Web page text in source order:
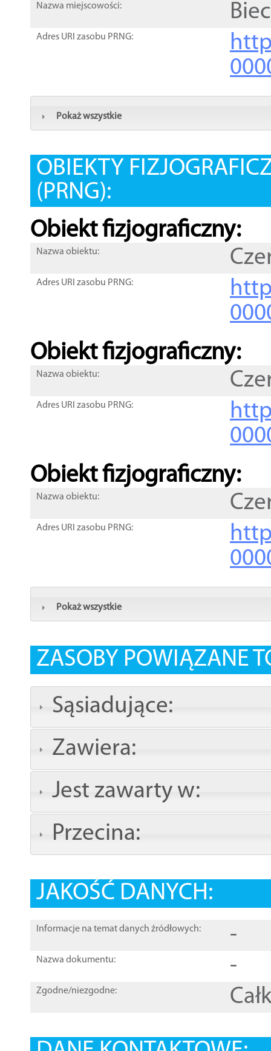
Nazwa miejscowości:
Adres URI zasobu PRNG:
Pokaż wszystkie
OBIEKTY
(PRNG):
Obiekt fizjograficzny:
Nazwa obiektu:
Adres URI zasobu PRNG:
Obiekt fizjograficzny:
Nazwa obiektu:
Adres URI zasobu PRNG:
Obiekt fizjograficzny:
Nazwa obiektu:
Adres URI zasobu PRNG:
Pokaż wszystkie
ZASOBY POWIĄZANE
Sąsiadujące:
Zawiera:
Jest zawarty w:
Przecina:
JAKOŚĆ DANYCH:
Informacje na temat danych źródłowych: -
Nazwa dokumentu: -
Zgodne/niezgodne: